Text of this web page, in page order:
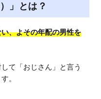
」とは？
、よその年配の男性を
て「おじさん」と言う
。